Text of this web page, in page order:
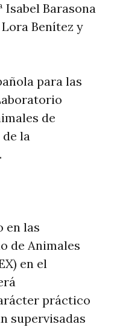
Isabel Barasona
Benítez y
para las
de
de la
en las
de Animales
en el
práctico
supervisadas